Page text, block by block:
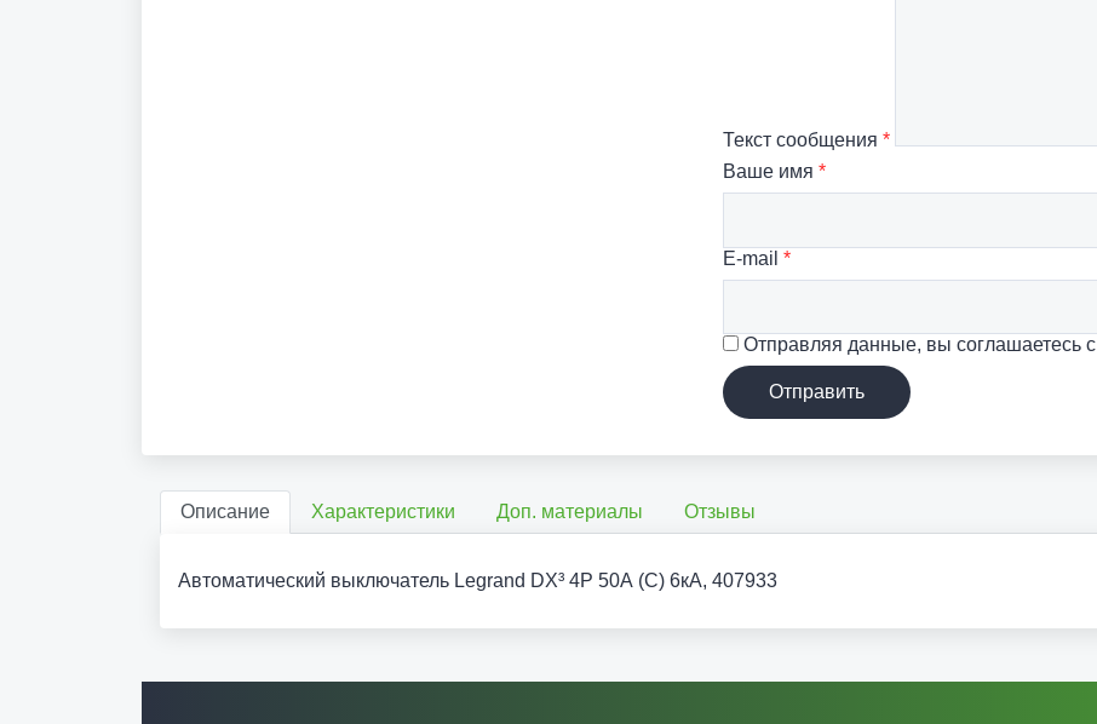
Текст сообщения *
Ваше имя *
E-mail *
Отправляя данные, вы соглашаетесь с
Отправить
Описание Характеристики Доп. материалы Отзывы
Автоматический выключатель Legrand DX³ 4P 50А (C) 6кА, 407933